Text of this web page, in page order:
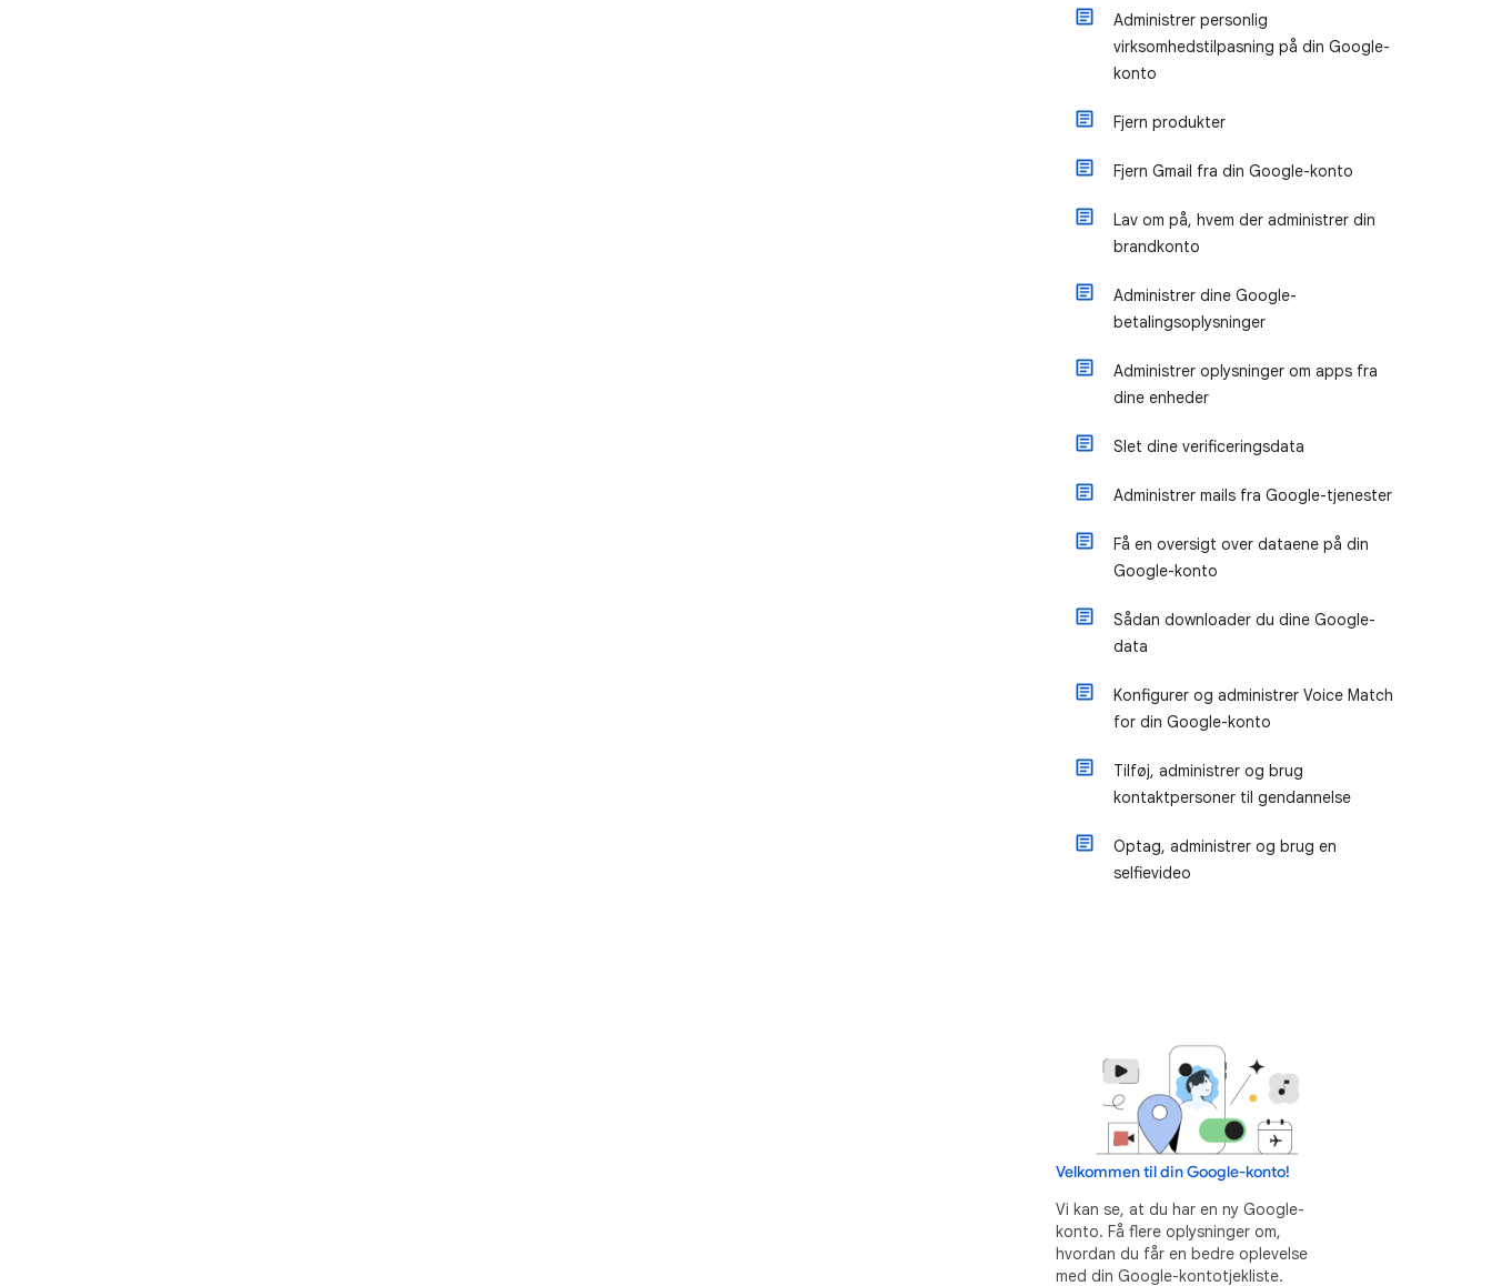
Administrer personlig
virksomhedstilpasning på din Google-
konto
Fjern produkter
Fjern Gmail fra din Google-konto
Lav om på, hvem der administrer din
brandkonto
Administrer dine Google-
betalingsoplysninger
Administrer oplysninger om apps fra
dine enheder
Slet dine verificeringsdata
Administrer mails fra Google-tjenester
Få en oversigt over dataene på din
Google-konto
Sådan downloader du dine Google-
data
Konfigurer og administrer Voice Match
for din Google-konto
Tilføj, administrer og brug
kontaktpersoner til gendannelse
Optag, administrer og brug en
selfievideo
Velkommen til din Google-konto!
Vi kan se, at du har en ny Google-
konto. Få flere oplysninger om,
hvordan du får en bedre oplevelse
med din Google-kontotjekliste.